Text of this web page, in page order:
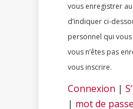
vous enregistrer
d’indiquer ci-
personnel qui vous a été
vous n’êtes pas
vous inscrire.
Connexion |
| mot de